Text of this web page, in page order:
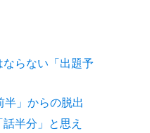
らない「出題予
」からの脱出
半分」と思え